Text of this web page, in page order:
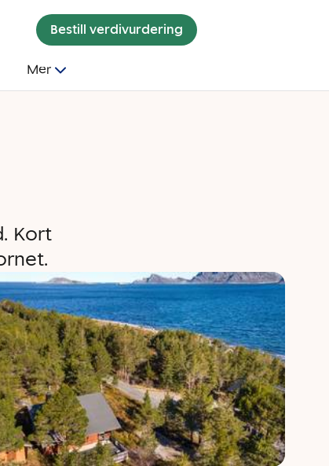
Bestill verdivurdering
Mer
Kort